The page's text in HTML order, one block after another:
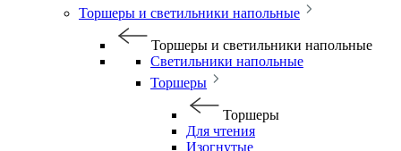
Торшеры и светильники напольные
Торшеры и светильники напольные
Светильники напольные
Торшеры
Торшеры
Для чтения
Изогнутые